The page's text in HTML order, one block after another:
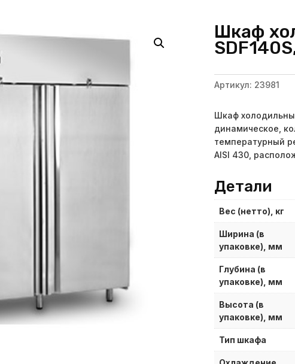
Шкаф
Артикул: 23981
Шкаф
динамическое,
температурный
AISI 430,
Детали
Вес (нетто), кг
Ширина (в
упаковке), мм
Глубина (в
упаковке), мм
Высота (в
упаковке), мм
Тип шкафа